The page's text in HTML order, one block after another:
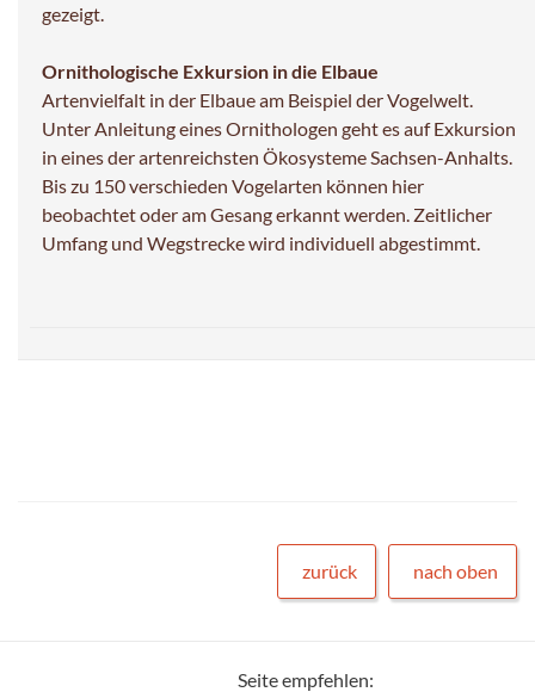
gezeigt.
Ornithologische Exkursion in die Elbaue
Artenvielfalt in der Elbaue am Beispiel der Vogelwelt.
Unter Anleitung eines Ornithologen geht es auf Exkursion
in eines der artenreichsten Ökosysteme Sachsen-Anhalts.
Bis zu 150 verschieden Vogelarten können hier
beobachtet oder am Gesang erkannt werden. Zeitlicher
Umfang und Wegstrecke wird individuell abgestimmt.
zurück nach oben
Seite empfehlen: